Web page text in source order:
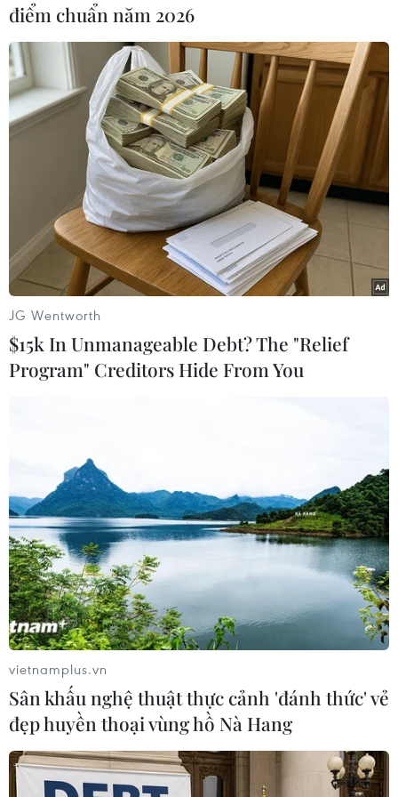
đi lánh nạn./.
(TTXVN/Vietnam+)
Theo dõi VietnamPlus
TIN LIÊN QUAN
điểm chuẩn năm 2026
JG Wentworth
$15k In Unmanageable Debt? The "Relief
Program" Creditors Hide From You
vietnamplus.vn
Sân khấu nghệ thuật thực cảnh 'đánh thức' vẻ
đẹp huyền thoại vùng hồ Nà Hang